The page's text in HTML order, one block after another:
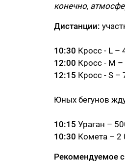
конечно,
Дистанции:
10:30 Кросс - L –
12:00 Кросс - M –
12:15 Кросс - S –
Юных бегунов
10:15 Ураган –
10:30 Комета – 2
Рекомендуемое